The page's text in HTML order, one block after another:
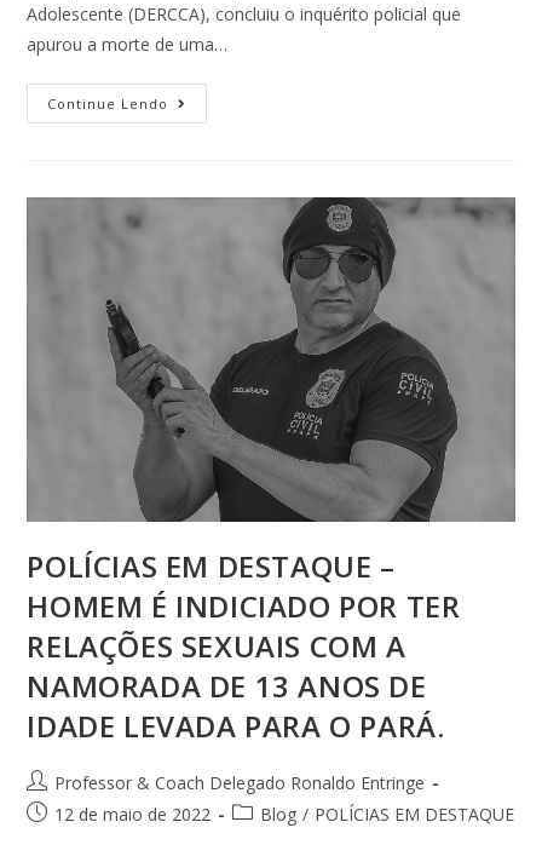
Adolescente (DERCCA), concluiu o inquérito policial que
apurou a morte de uma…
Continue Lendo
POLÍCIAS EM DESTAQUE –
HOMEM É INDICIADO POR TER
RELAÇÕES SEXUAIS COM A
NAMORADA DE 13 ANOS DE
IDADE LEVADA PARA O PARÁ.
Professor & Coach Delegado Ronaldo Entringe
12 de maio de 2022
Blog / POLÍCIAS EM DESTAQUE